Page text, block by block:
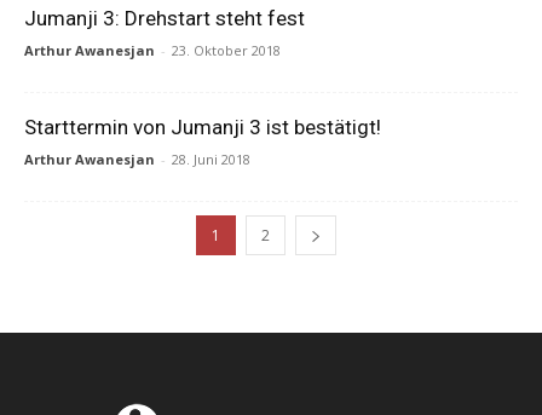
Jumanji 3: Drehstart steht fest
Arthur Awanesjan - 23. Oktober 2018
Starttermin von Jumanji 3 ist bestätigt!
Arthur Awanesjan - 28. Juni 2018
1 2